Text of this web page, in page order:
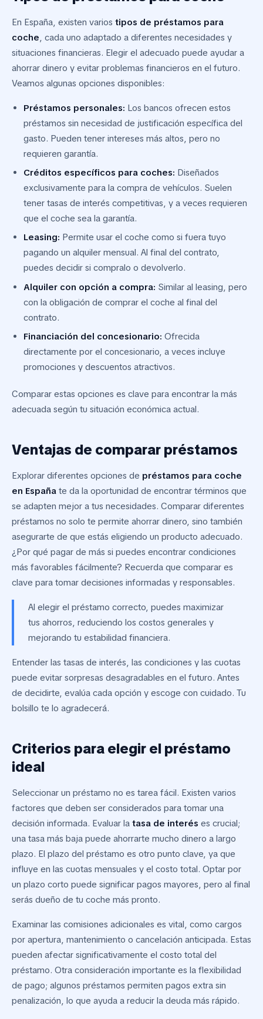
En España, existen varios tipos de préstamos para
coche, cada uno adaptado a diferentes necesidades y
situaciones financieras. Elegir el adecuado puede ayudar a
ahorrar dinero y evitar problemas financieros en el futuro.
Veamos algunas opciones disponibles:
Préstamos personales: Los bancos ofrecen estos
préstamos sin necesidad de justificación específica del
gasto. Pueden tener intereses más altos, pero no
requieren garantía.
Créditos específicos para coches: Diseñados
exclusivamente para la compra de vehículos. Suelen
tener tasas de interés competitivas, y a veces requieren
que el coche sea la garantía.
Leasing: Permite usar el coche como si fuera tuyo
pagando un alquiler mensual. Al final del contrato,
puedes decidir si compralo o devolverlo.
Alquiler con opción a compra: Similar al leasing, pero
con la obligación de comprar el coche al final del
contrato.
Financiación del concesionario: Ofrecida
directamente por el concesionario, a veces incluye
promociones y descuentos atractivos.
Comparar estas opciones es clave para encontrar la más
adecuada según tu situación económica actual.
Ventajas de comparar préstamos
Explorar diferentes opciones de préstamos para coche
en España te da la oportunidad de encontrar términos que
se adapten mejor a tus necesidades. Comparar diferentes
préstamos no solo te permite ahorrar dinero, sino también
asegurarte de que estás eligiendo un producto adecuado.
¿Por qué pagar de más si puedes encontrar condiciones
más favorables fácilmente? Recuerda que comparar es
clave para tomar decisiones informadas y responsables.
Al elegir el préstamo correcto, puedes maximizar
tus ahorros, reduciendo los costos generales y
mejorando tu estabilidad financiera.
Entender las tasas de interés, las condiciones y las cuotas
puede evitar sorpresas desagradables en el futuro. Antes
de decidirte, evalúa cada opción y escoge con cuidado. Tu
bolsillo te lo agradecerá.
Criterios para elegir el préstamo
ideal
Seleccionar un préstamo no es tarea fácil. Existen varios
factores que deben ser considerados para tomar una
decisión informada. Evaluar la tasa de interés es crucial;
una tasa más baja puede ahorrarte mucho dinero a largo
plazo. El plazo del préstamo es otro punto clave, ya que
influye en las cuotas mensuales y el costo total. Optar por
un plazo corto puede significar pagos mayores, pero al final
serás dueño de tu coche más pronto.
Examinar las comisiones adicionales es vital, como cargos
por apertura, mantenimiento o cancelación anticipada. Estas
pueden afectar significativamente el costo total del
préstamo. Otra consideración importante es la flexibilidad
de pago; algunos préstamos permiten pagos extra sin
penalización, lo que ayuda a reducir la deuda más rápido.